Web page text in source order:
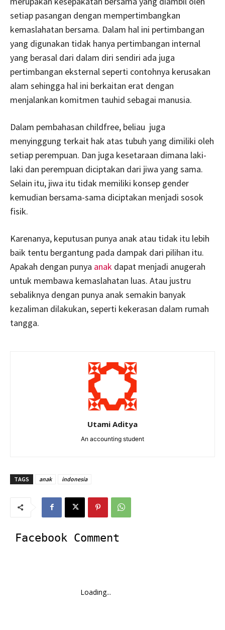
setiap pasangan dengan mempertimbangkan
kemaslahatan bersama. Dalam hal ini pertimbangan
yang digunakan tidak hanya pertimbangan internal
yang berasal dari dalam diri sendiri ada juga
pertimbangan eksternal seperti contohnya kerusakan
alam sehingga hal ini berkaitan erat dengan
menjalankan komitmen tauhid sebagai manusia.
Dalam pembahasan childfree, beliau juga
menyinggung terkait hak atas tubuh yang dimiliki oleh
setiap perempuan. Dan juga kesetaraan dimana laki-
laki dan perempuan diciptakan dari jiwa yang sama.
Selain itu, jiwa itu tidak memiliki konsep gender
kemudian bersama-sama diciptakan menjadi sosok
fisik.
Karenanya, keputusan punya anak atau tidak itu lebih
baik tentu bergantung pada dampak dari pilihan itu.
Apakah dengan punya anak dapat menjadi anugerah
untuk membawa kemaslahatan luas. Atau justru
sebaliknya dengan punya anak semakin banyak
kezaliman dilakukan, seperti kekerasan dalam rumah
tangga.
Utami Aditya
An accounting student
TAGS anak indonesia
Facebook Comment
Loading...